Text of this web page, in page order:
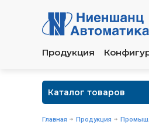
Продукция
Каталог товаров
Главная Продукция